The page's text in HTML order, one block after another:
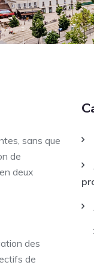
sans que
de
deux
des
de